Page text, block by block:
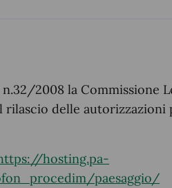
n.32/2008 la Commissione
delle autorizzazioni
hosting.pa-
paesaggio/